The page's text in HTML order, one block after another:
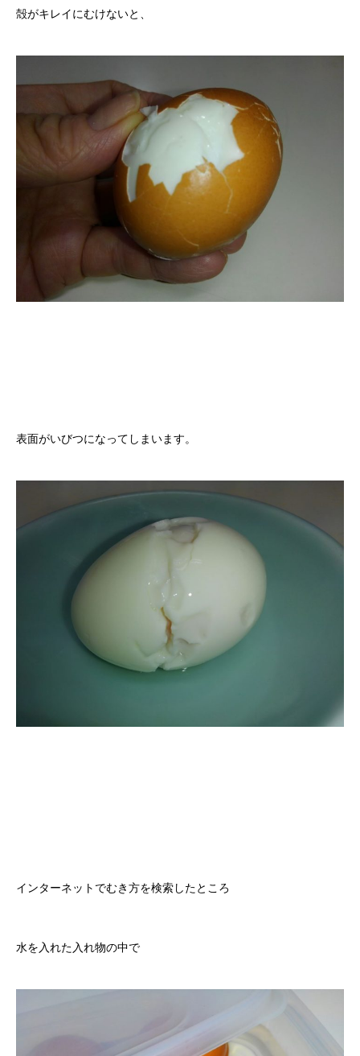
殻がキレイにむけないと、
表面がいびつになってしまいます。
インターネットでむき方を検索したところ
水を入れた入れ物の中で